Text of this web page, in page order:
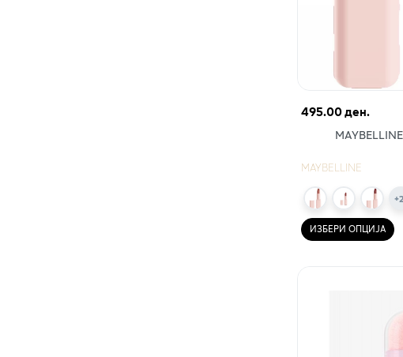
495.00 ден.
MAYBELLINE
+2
ИЗБЕРИ ОПЦИЈА